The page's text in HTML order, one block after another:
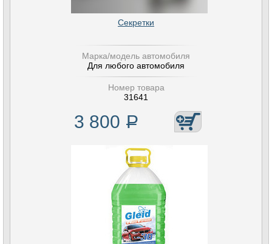
Секретки
Марка/модель автомобиля
Для любого автомобиля
Номер товара
31641
3 800 Р